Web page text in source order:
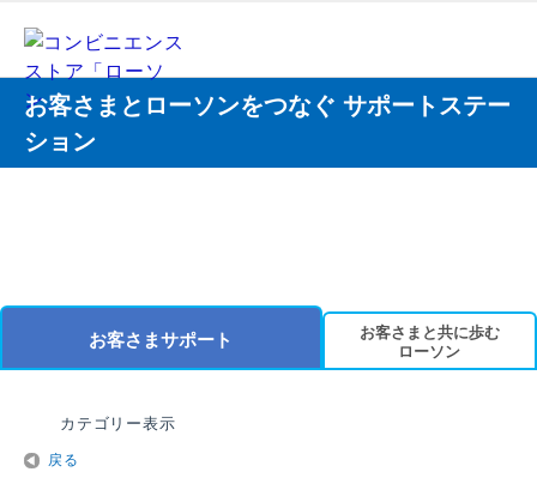
お客さまとローソンをつなぐ サポートステー
ション
お客さまサポート
お客さまと共に歩む
ローソン
カテゴリー表示
戻る